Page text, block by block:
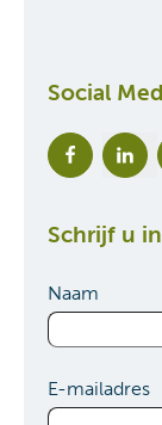
Schrijf u
Naam
E-mailadres